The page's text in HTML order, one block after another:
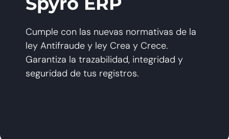
Cumple con las nuevas normativas de la
ley Antifraude y ley Crea y Crece.
Garantiza la trazabilidad, integridad y
seguridad de tus registros.